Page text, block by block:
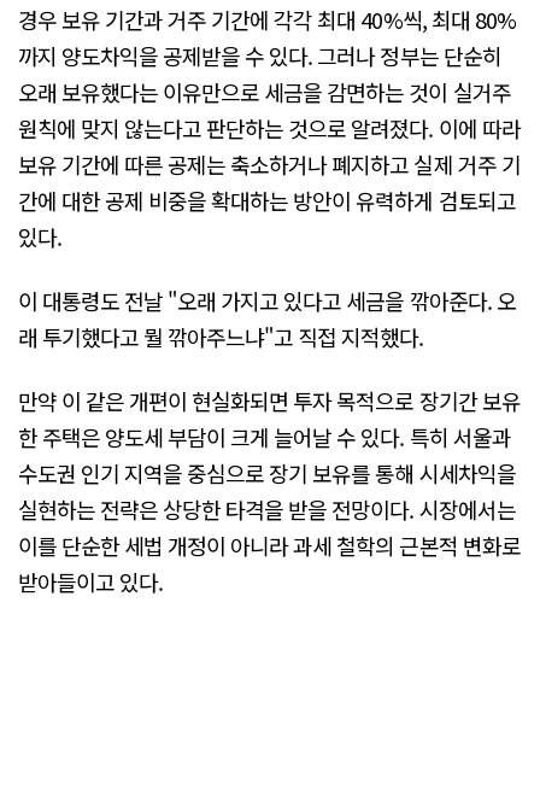
경우 보유 기간과 거주 기간에 각각 최대 40%씩, 최대 80%
까지 양도차익을 공제받을 수 있다. 그러나 정부는 단순히
오래 보유했다는 이유만으로 세금을 감면하는 것이 실거주
원칙에 맞지 않는다고 판단하는 것으로 알려졌다. 이에 따라
보유 기간에 따른 공제는 축소하거나 폐지하고 실제 거주 기
간에 대한 공제 비중을 확대하는 방안이 유력하게 검토되고
있다.
이 대통령도 전날 "오래 가지고 있다고 세금을 깎아준다. 오
래 투기했다고 뭘 깎아주느냐"고 직접 지적했다.
만약 이 같은 개편이 현실화되면 투자 목적으로 장기간 보유
한 주택은 양도세 부담이 크게 늘어날 수 있다. 특히 서울과
수도권 인기 지역을 중심으로 장기 보유를 통해 시세차익을
실현하는 전략은 상당한 타격을 받을 전망이다. 시장에서는
이를 단순한 세법 개정이 아니라 과세 철학의 근본적 변화로
받아들이고 있다.